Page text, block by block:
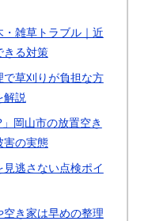
・雑草トラブル｜近
きる対策
で草刈りが負担な方
解説
岡山市の放置空き
害の実態
逃さない点検ポイ
空き家は早めの整理